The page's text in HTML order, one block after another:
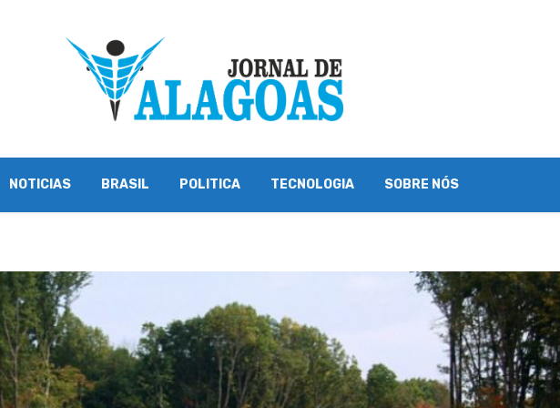
NOTICIAS BRASIL POLITICA TECNOLOGIA SOBRE NÓS